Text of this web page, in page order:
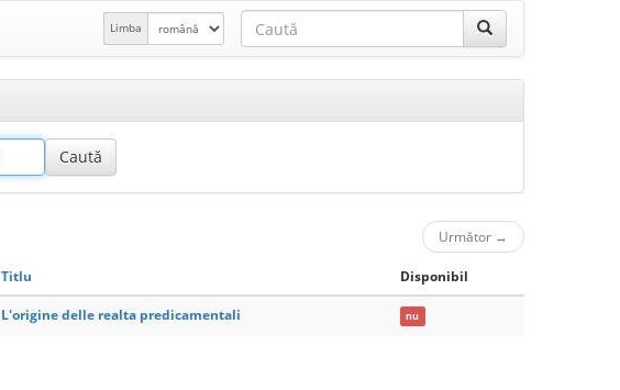
Limba
Următor →
Titlu Disponibil
L'origine delle realta predicamentali nu